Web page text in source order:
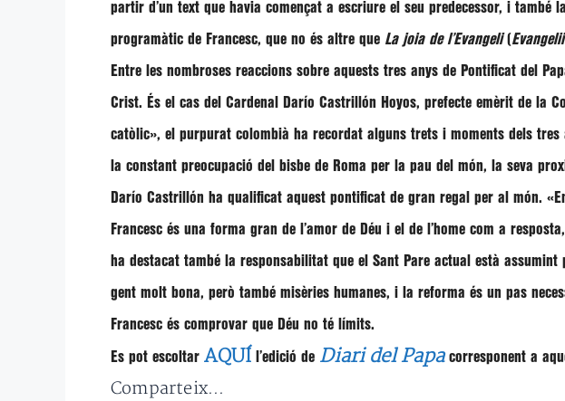
partir d’un text que havia començat a escriure el seu predecessor, i
programàtic de Francesc, que no és altre que La joia de l’Evangeli(
Entre les nombroses reaccions sobre aquests tres anys de Pontificat del
Crist. És el cas del Cardenal Darío Castrillón Hoyos, prefecte emèrit de la
catòlic», el purpurat colombià ha recordat alguns trets i moments dels
la constant preocupació del bisbe de Roma per la pau del món, la seva
Darío Castrillón ha qualificat aquest pontificat de gran regal per al món.
Francesc és una forma gran de l’amor de Déu i el de l’home com a
ha destacat també la responsabilitat que el Sant Pare actual està
gent molt bona, però també misèries humanes, i la reforma és un pas
Francesc és comprovar que Déu no té límits.
Es pot escoltar AQUÍ l’edició de Diari del Papacorresponent a
Comparteix...